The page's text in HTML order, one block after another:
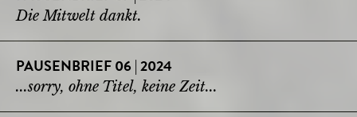
Die Mitwelt dankt.
PAUSENBRIEF 06 | 2024
...sorry, ohne Titel, keine Zeit...